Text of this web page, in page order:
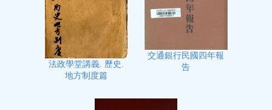
法政學堂講義. 歷史.
地方制度篇
交通銀行民國四年報
告